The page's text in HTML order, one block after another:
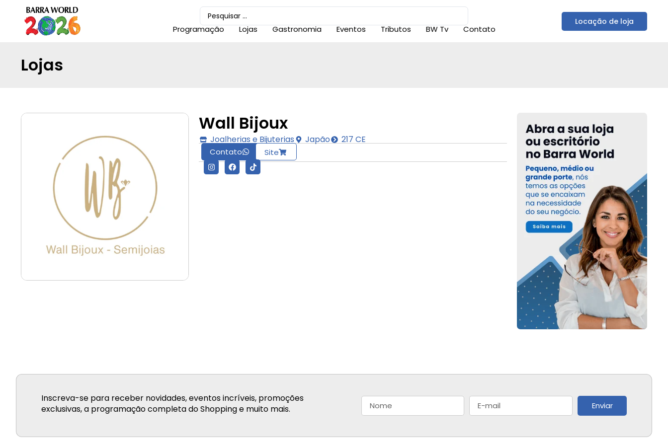
Programação Lojas Gastronomia Eventos Tributos BW Tv Contato
Locação de loja
Lojas
Joalherias e Bijuterias Japão 217 CE
Contato Site
Wall Bijoux
Inscreva-se para receber novidades, eventos incríveis, promoções
exclusivas, a programação completa do Shopping e muito mais.
Enviar